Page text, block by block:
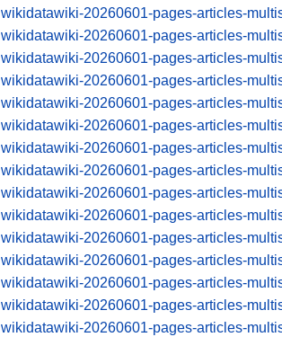
wikidatawiki-20260601-pages-articles-
wikidatawiki-20260601-pages-articles-
wikidatawiki-20260601-pages-articles-
wikidatawiki-20260601-pages-articles-
wikidatawiki-20260601-pages-articles-
wikidatawiki-20260601-pages-articles-
wikidatawiki-20260601-pages-articles-
wikidatawiki-20260601-pages-articles-
wikidatawiki-20260601-pages-articles-
wikidatawiki-20260601-pages-articles-
wikidatawiki-20260601-pages-articles-
wikidatawiki-20260601-pages-articles-
wikidatawiki-20260601-pages-articles-
wikidatawiki-20260601-pages-articles-
wikidatawiki-20260601-pages-articles-